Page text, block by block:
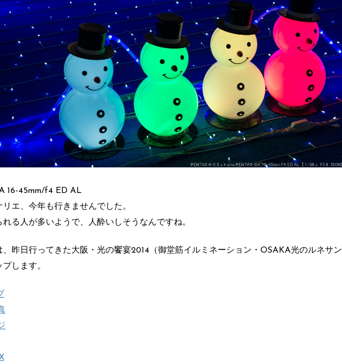
16-45mm/f4 ED AL
エ、今年も行きませんでした。
れる人が多いようで、人酔いしそうなんですね。
、昨日行ってきた大阪・光の饗宴2014（御堂筋イルミネーション・OSAKA光のルネサン
します。